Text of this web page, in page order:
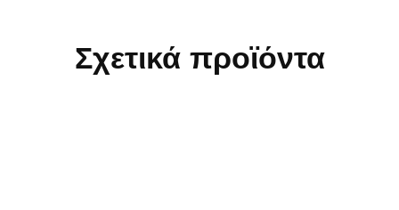
Σχετικά προϊόντα